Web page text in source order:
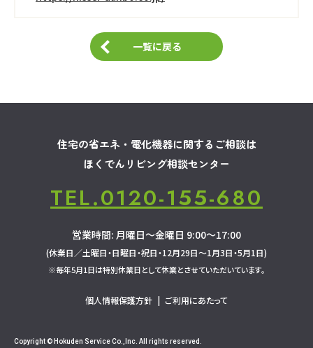
一覧に戻る
住宅の省エネ・電化機器に関するご相談は
ほくでんリビング相談センター
TEL.0120-155-680
営業時間: 月曜日～金曜日 9:00～17:00
(休業日／土曜日・日曜日・祝日・12月29日～1月3日・5月1日)
※毎年5月1日は特別休業日として休業とさせていただいています。
個人情報保護方針 | ご利用にあたって
Copyright © Hokuden Service Co.,Inc. All rights reserved.